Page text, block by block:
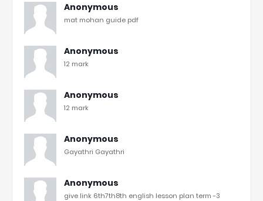
Anonymous
mat mohan guide pdf
Anonymous
12 mark
Anonymous
12 mark
Anonymous
Gayathri Gayathri
Anonymous
give link 6th7th8th english lesson plan term -3